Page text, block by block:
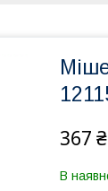
367 ₴
В